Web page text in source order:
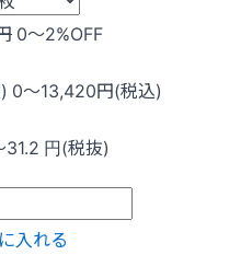
0〜2%OFF
0〜13,420円(税込)
円(税抜)
入れる